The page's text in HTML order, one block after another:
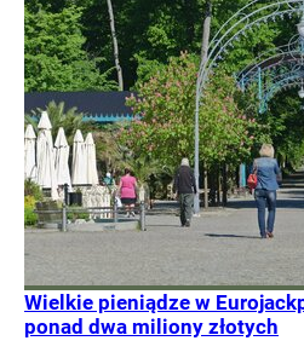
Wielkie pieniądze w
ponad dwa miliony złotych